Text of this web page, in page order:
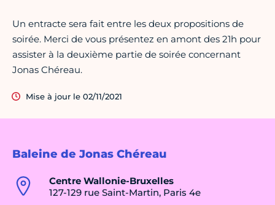
Baleine de Jonas Chéreau
Centre Wallonie-Bruxelles
127-129 rue Saint-Martin, Paris 4e
Un entracte sera fait entre les deux propositions de
soirée. Merci de vous présentez en amont des 21h pour
assister à la deuxième partie de soirée concernant
Jonas Chéreau.
Mise à jour le 02/11/2021